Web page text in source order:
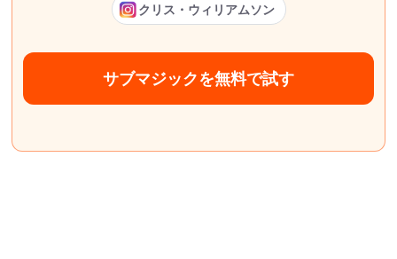
クリス・ウィリアムソン
サブマジックを無料で試す